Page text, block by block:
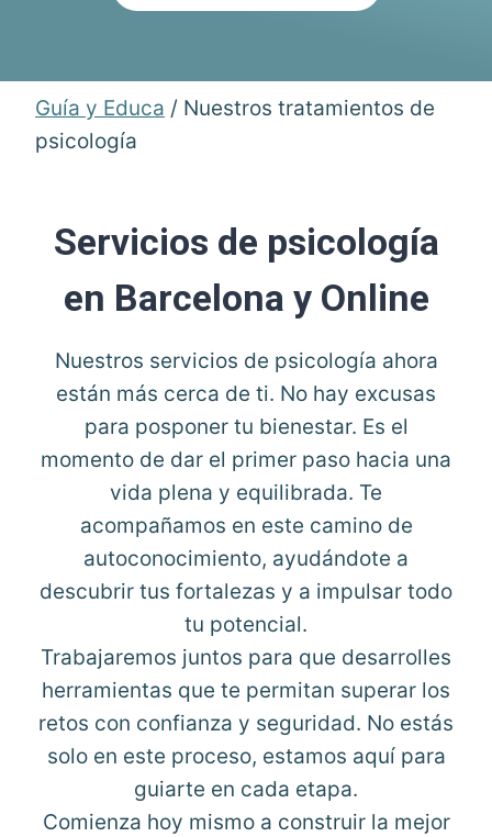
Guía y Educa / Nuestros tratamientos de
psicología
Servicios de psicología
en Barcelona y Online
Nuestros servicios de psicología ahora
están más cerca de ti. No hay excusas
para posponer tu bienestar. Es el
momento de dar el primer paso hacia una
vida plena y equilibrada. Te
acompañamos en este camino de
autoconocimiento, ayudándote a
descubrir tus fortalezas y a impulsar todo
tu potencial.
Trabajaremos juntos para que desarrolles
herramientas que te permitan superar los
retos con confianza y seguridad. No estás
solo en este proceso, estamos aquí para
guiarte en cada etapa.
Comienza hoy mismo a construir la mejor